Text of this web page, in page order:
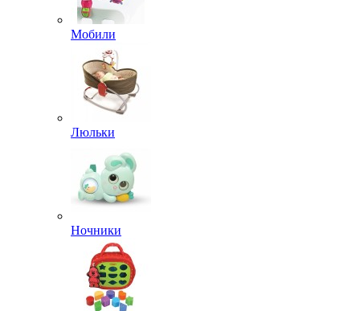
Мобили
Люльки
Ночники